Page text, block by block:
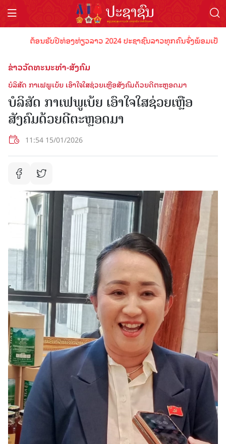
ຕ້ອນຮັບປີທ່ອງທ່ຽວລາວ 2024 ປະຊາຊົນລາວທຸກຄົນຈົ່ງພ້ອມເປັນເຈົ້
ຂ່າວວັດທະນະທຳ-ສັງຄົມ
ບໍລິສັດ ກາເຟພູເບ້ຍ ເອົາໃຈໃສຊ່ວຍເຫຼືອສັງຄົມດ້ວຍດີຕະຫຼອດມາ
ບໍລິສັດ ກາເຟພູເບ້ຍ ເອົາໃຈໃສຊ່ວຍເຫຼືອ
ສັງຄົມດ້ວຍດີຕະຫຼອດມາ
11:54 15/01/2026